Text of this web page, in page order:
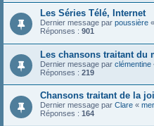
Les Séries Télé, Internet
Dernier message par poussière «
Réponses : 901
Les chansons traitant du
Dernier message par clémentine
Réponses : 219
Chansons traitant de la
Dernier message par Clare «
Réponses : 164